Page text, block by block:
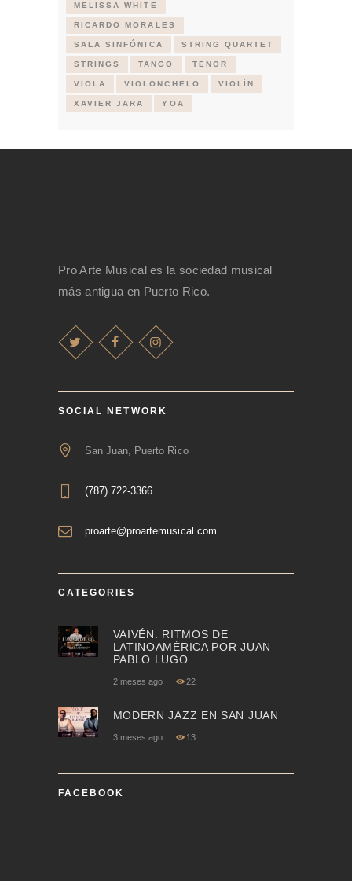
MELISSA WHITE
RICARDO MORALES
SALA SINFÓNICA STRING QUARTET
STRINGS TANGO TENOR
VIOLA VIOLONCHELO VIOLÍN
XAVIER JARA YOA
Pro Arte Musical es la sociedad musical
más antigua en Puerto Rico.
SOCIAL NETWORK
San Juan, Puerto Rico
(787) 722-3366
proarte@proartemusical.com
CATEGORIES
VAIVÉN: RITMOS DE
LATINOAMÉRICA POR JUAN
PABLO LUGO
2 meses ago 22
MODERN JAZZ EN SAN JUAN
3 meses ago 13
FACEBOOK